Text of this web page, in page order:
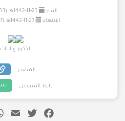
البدء:
الانتهاء:
الذكور والاناث
المصدر
رابط التسجيل
Facebook
Twitter